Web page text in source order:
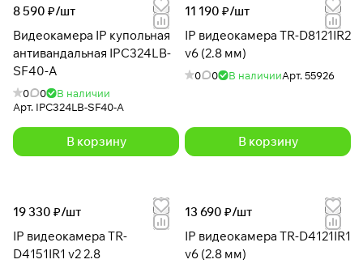
8 590 ₽/шт
Видеокамера IP купольная
антивандальная IPC324LB-
SF40-A
0 0
В наличии
Арт. IPC324LB-SF40-A
В корзину
11 190 ₽/шт
IP видеокамера TR-D8121IR2
v6 (2.8 мм)
0 0 В наличииАрт.55926
В корзину
19 330 ₽/шт
IP видеокамера TR-
D4151IR1 v2 2.8
13 690 ₽/шт
IP видеокамера TR-D4121IR1
v6 (2.8 мм)